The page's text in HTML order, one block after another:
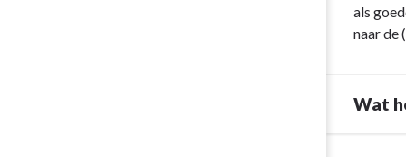
navigatie
als
naar de
Wat